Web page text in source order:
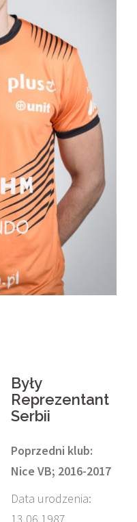
Były
Reprezentant
Serbii
Poprzedni klub:
Nice VB; 2016-2017
Data urodzenia: